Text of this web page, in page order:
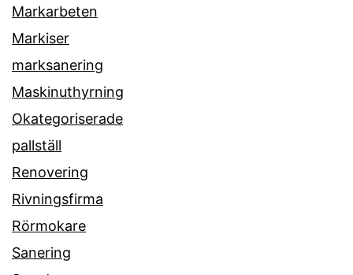
Markarbeten
Markiser
marksanering
Maskinuthyrning
Okategoriserade
pallställ
Renovering
Rivningsfirma
Rörmokare
Sanering